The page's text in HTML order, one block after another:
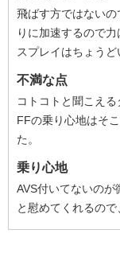
飛ばす方ではない
りに加速するので
スプレイはちょうど
不満な点
コトコトと聞こえ
FFの乗り心地はそ
た。
乗り心地
AVS付いてないのが
と慰めてくれるので